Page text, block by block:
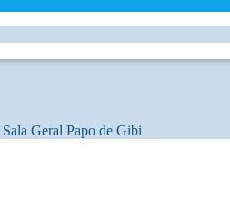
Sala Geral Papo de Gibi